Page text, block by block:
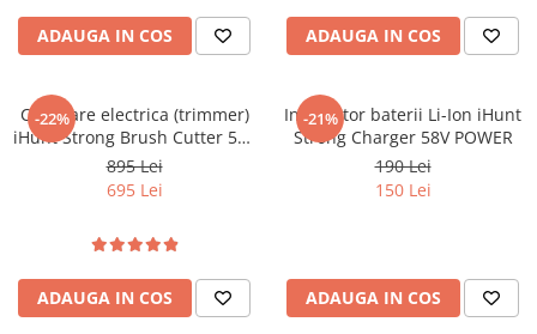
Produse Oukitel
Telefoane Mobile Oukitel
ENERGIE
Gift Card EV
STATII DE INCARCARE EV
Profesionale
ADAUGA IN COS ADAUGA IN COS
-22%
Cositoare electrica (trimmer)
iHunt Strong Brush Cutter 58V
Power
895 Lei
695 Lei
ADAUGA IN COS
-21%
Incarcator baterii Li-Ion iHunt
Strong Charger 58V POWER
190 Lei
150 Lei
ADAUGA IN COS